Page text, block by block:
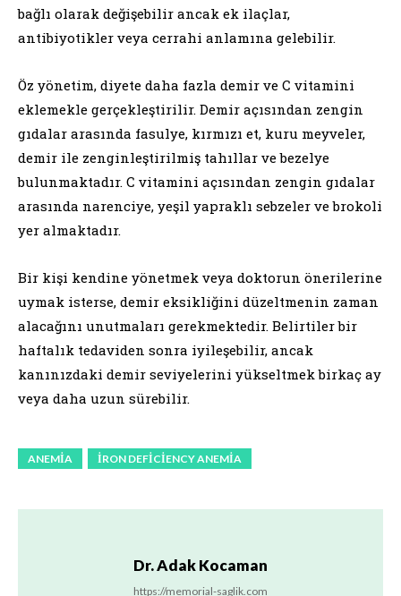
bağlı olarak değişebilir ancak ek ilaçlar,
antibiyotikler veya cerrahi anlamına gelebilir.
Öz yönetim, diyete daha fazla demir ve C vitamini
eklemekle gerçekleştirilir. Demir açısından zengin
gıdalar arasında fasulye, kırmızı et, kuru meyveler,
demir ile zenginleştirilmiş tahıllar ve bezelye
bulunmaktadır. C vitamini açısından zengin gıdalar
arasında narenciye, yeşil yapraklı sebzeler ve brokoli
yer almaktadır.
Bir kişi kendine yönetmek veya doktorun önerilerine
uymak isterse, demir eksikliğini düzeltmenin zaman
alacağını unutmaları gerekmektedir. Belirtiler bir
haftalık tedaviden sonra iyileşebilir, ancak
kanınızdaki demir seviyelerini yükseltmek birkaç ay
veya daha uzun sürebilir.
ANEMIA IRON DEFICIENCY ANEMIA
Dr. Adak Kocaman
https://memorial-saglik.com